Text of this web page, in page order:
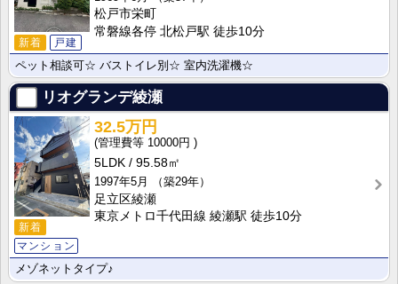
新着 戸建
松戸市栄町
常磐線各停 北松戸駅 徒歩10分
ペット相談可☆ バストイレ別☆ 室内洗濯機☆
リオグランデ綾瀬
新着
マンション
32.5万円
10000円
5LDK
95.58㎡
1997年5月
（築29年）
足立区綾瀬
東京メトロ千代田線 綾瀬駅 徒歩10分
メゾネットタイプ♪